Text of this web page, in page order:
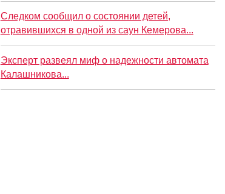
Следком сообщил о состоянии детей,
отравившихся в одной из саун Кемерова...
Эксперт развеял миф о надежности автомата
Калашникова...